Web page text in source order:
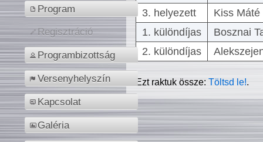
Program
Regisztráció
Programbizottság
Versenyhelyszín
Kapcsolat
Galéria
3. helyezett
Kiss
1. különdíjas
Bosznai
2. különdíjas
Ezt raktuk össze:Töltsd le!.